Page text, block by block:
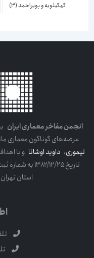
کهکیلویه و بویراحمد(3)
انجمن مفاخر معماری ایرانبه
عرصه‌های گوناگون معماری
تیموری،داوید اوشاناو با اهداف
استان تهران